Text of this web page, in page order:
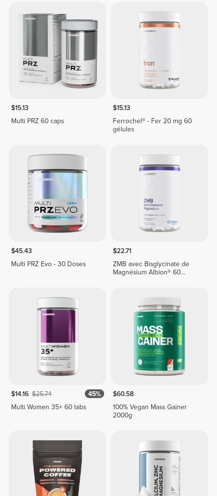
$15.13
Multi PRZ 60 caps
$15.13
Ferrochel® - Fer 20 mg 60
gélules
$45.43
Multi PRZ Evo - 30 Doses
$22.71
ZMB avec Bisglycinate de
Magnésium Albion® 60
$14.16 $25.74
45%
Multi Women 35+ 60 tabs
$60.58
100% Vegan Mass Gainer
2000g